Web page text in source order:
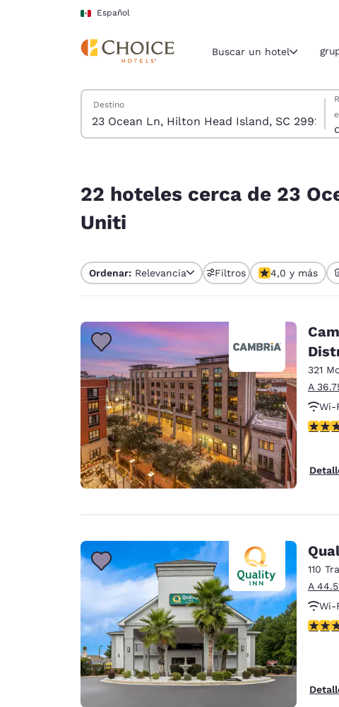
Pasar A Contenido Principal
Español
Región y ubicación
México
América
América Latina
Português
Deutschland
Deutsch
Spain
English
Ireland
English
Asia-Pacífico
Australia
English
Buscar un hotel
Buscar hoteles
Destino
22 hoteles cerca de 23
Uniti
Ordenar: Relevancia Filtros 4,0 y más
321
A
Wi-
110
A
Wi-